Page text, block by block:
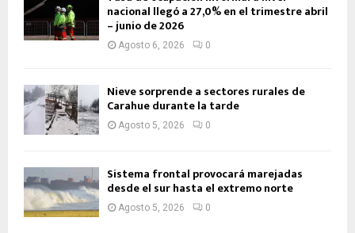
nacional llegó a 27,0% en el trimestre abril
– junio de 2026
Agosto 6, 2026 0
Nieve sorprende a sectores rurales de
Carahue durante la tarde
Agosto 5, 2026 0
Sistema frontal provocará marejadas
desde el sur hasta el extremo norte
Agosto 5, 2026 0